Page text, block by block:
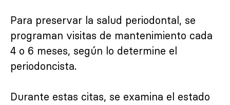
Para preservar la salud periodontal, se
programan visitas de mantenimiento cada
4 o 6 meses, según lo determine el
periodoncista.
Durante estas citas, se examina el estado